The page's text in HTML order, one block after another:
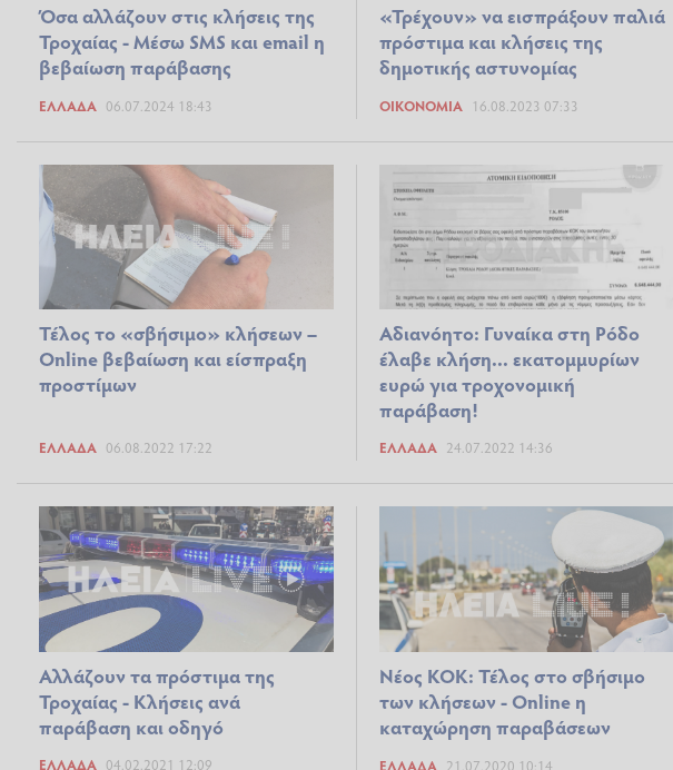
Όσα αλλάζουν στις κλήσεις της
Τροχαίας - Mέσω SMS και email η
βεβαίωση παράβασης
ΕΛΛΆΔΑ 06.07.2024 18:43
«Τρέχουν» να εισπράξουν παλιά
πρόστιμα και κλήσεις της
δημοτικής αστυνομίας
ΟΙΚΟΝΟΜΊΑ 16.08.2023 07:33
Τέλος το «σβήσιμο» κλήσεων –
Online βεβαίωση και είσπραξη
προστίμων
ΕΛΛΆΔΑ 06.08.2022 17:22
Αδιανόητο: Γυναίκα στη Ρόδο
έλαβε κλήση... εκατομμυρίων
ευρώ για τροχονομική
παράβαση!
ΕΛΛΆΔΑ 24.07.2022 14:36
Αλλάζουν τα πρόστιμα της
Τροχαίας - Κλήσεις ανά
παράβαση και οδηγό
ΕΛΛΆΔΑ 04.02.2021 12:09
Νέος ΚΟΚ: Τέλος στο σβήσιμο
των κλήσεων - Online η
καταχώρηση παραβάσεων
ΕΛΛΆΔΑ 21.07.2020 10:14